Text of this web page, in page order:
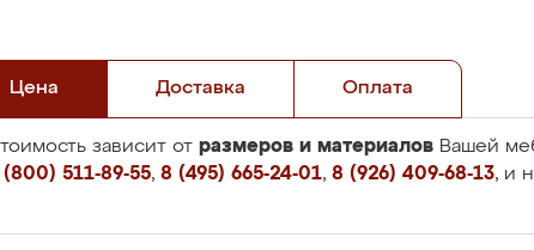
Цена Доставка Оплата
зависит от размеров и материалов Вашей
511-89-55, 8 (495) 665-24-01, 8 (926) 409-68-13, и